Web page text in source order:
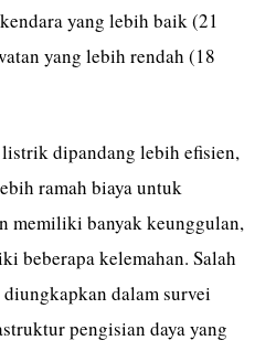
yang lebih baik (21
yang lebih rendah (18
dipandang lebih efisien,
ramah biaya untuk
memiliki banyak keunggulan,
beberapa kelemahan. Salah
dalam survei
pengisian daya yang